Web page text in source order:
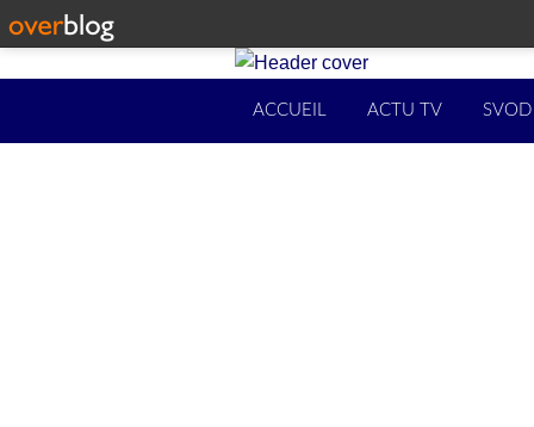
ACCUEIL ACTU TV SVOD